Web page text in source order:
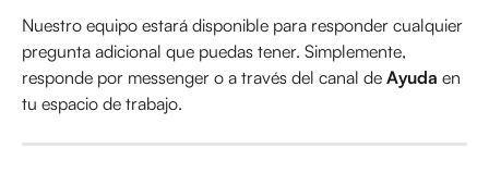
Nuestro equipo estará disponible para responder cualquier
pregunta adicional que puedas tener. Simplemente,
responde por messenger o a través del canal de Ayuda en
tu espacio de trabajo.